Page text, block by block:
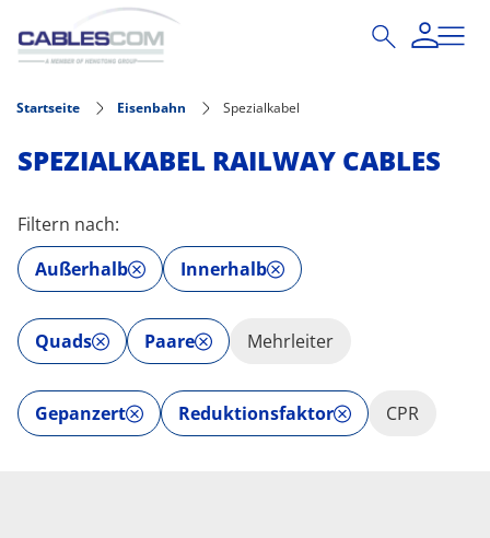
Direkt zum Inhalt
Startseite Eisenbahn Spezialkabel
SPEZIALKABEL RAILWAY CABLES
Filtern nach:
Außerhalb
Innerhalb
Quads Paare Mehrleiter
Gepanzert Reduktionsfaktor CPR